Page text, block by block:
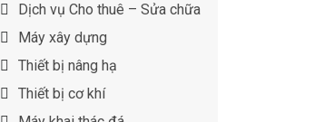
Dịch vụ Cho thuê – Sửa chữa
Máy xây dựng
Thiết bị nâng hạ
Thiết bị cơ khí